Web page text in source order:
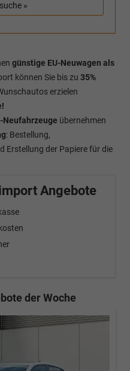
»
günstige EU-Neuwagen als
können Sie bis zu 35%
erzielen
Neufahrzeuge übernehmen
: Bestellung,
Erstellung der Papiere für die
Angebote
der Woche